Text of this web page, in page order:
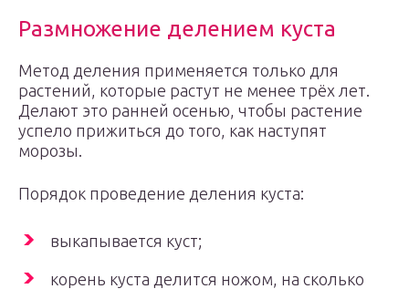
Размножение делением куста
Метод деления применяется только для
растений, которые растут не менее трёх лет.
Делают это ранней осенью, чтобы растение
успело прижиться до того, как наступят
морозы.
Порядок проведение деления куста:
выкапывается куст;
корень куста делится ножом, на сколько